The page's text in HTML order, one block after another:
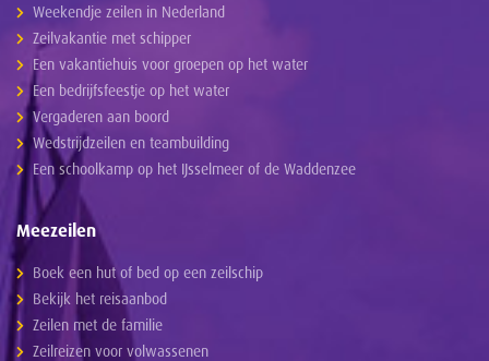
Weekendje zeilen in Nederland
Zeilvakantie met schipper
Een vakantiehuis voor groepen op het water
Een bedrijfsfeestje op het water
Vergaderen aan boord
Wedstrijdzeilen en teambuilding
Een schoolkamp op het IJsselmeer of de Waddenzee
Meezeilen
Boek een hut of bed op een zeilschip
Bekijk het reisaanbod
Zeilen met de familie
Zeilreizen voor volwassenen